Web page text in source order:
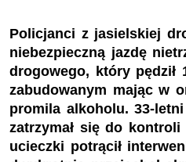
Policjanci z jasielskiej
niebezpieczną jazdę
drogowego, który pędził
zabudowanym mając w
promila alkoholu. 33-
zatrzymał się do
ucieczki potrącił